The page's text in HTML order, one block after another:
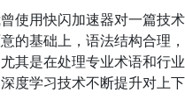
使用快闪加速器对一篇技
的基础上，语法结构合理
其是在处理专业术语和行
度学习技术不断提升对上